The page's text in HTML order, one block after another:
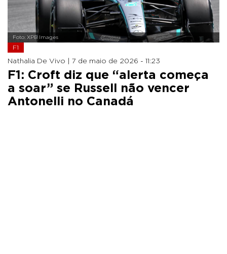
Foto: XPB Images
F1
Nathalia De Vivo | 7 de maio de 2026 - 11:23
F1: Croft diz que “alerta começa
a soar” se Russell não vencer
Antonelli no Canadá